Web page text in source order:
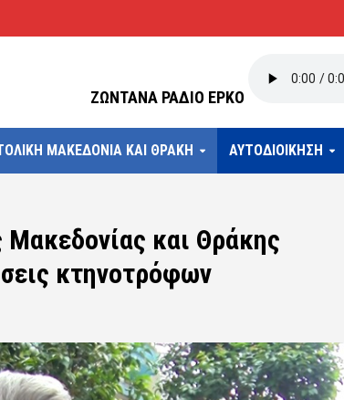
ΖΩΝΤΑΝΑ ΡΑΔΙΟ ΕΡΚΟ
ΜΑΚΕΔΟΝΙΑ ΚΑΙ ΘΡΑΚΗ ΑΥΤΟΔΙΟΙΚΗΣΗ
και Θράκης
κτηνοτρόφων